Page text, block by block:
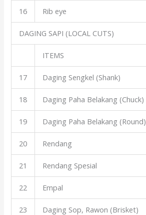
16 Rib eye
DAGING SAPI (LOCAL CUTS)
ITEMS
17 Daging Sengkel (Shank)
18 Daging Paha Belakang (Chuck)
19 Daging Paha Belakang (Round)
20 Rendang
21 Rendang Spesial
22 Empal
23 Daging Sop, Rawon (Brisket)